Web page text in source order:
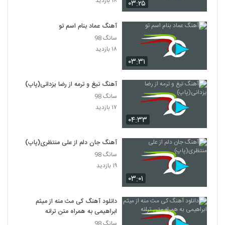
۳۲۰ بازدید
میلاد فلاح آهنگ خودتی فرشته
5361
آهنگ کامران مولایی بنام آغوش ویرونه
۴۸۹ بازدید
دانلود آهنگ دل دل نکن از علیرضا قرینه
۲۴۴ بازدید
آهنگ مسند بنام وابده
5364
۲۴۹ بازدید
۰۳:۲۵
۰۳:۳۱
آهنگ عماد بنام اسم تو
سانگ 98
۱۸ بازدید
۰۴:۳۳
آهنگ تیغ و ترمه از رضا یزدانی(پاپ)
سانگ 98
۱۷ بازدید
۰۳:۰۱
آهنگ جان دلم از علی منتظری(پاپ)
سانگ 98
۱۹ بازدید
دانلود آهنگ کی مث منه از میثم
ابراهیمی به همراه متن ترانه